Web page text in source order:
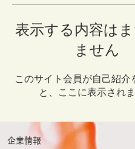
表示する内容は
ません
このサイト会員が自己紹介
と、ここに表示されま
企業情報